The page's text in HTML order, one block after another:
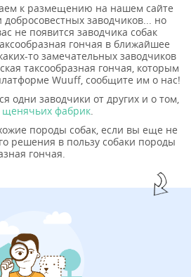
к размещению на нашем сайте
добросовестных заводчиков... но
не появится заводчика собак
гончая в ближайшее
то замечательных заводчиков
таксообразная гончая, которым
Wuuff, сообщите им о нас!
одни заводчики от других и о том,
щенячьих фабрик
породы собак, если вы еще не
решения в пользу собаки породы
гончая.